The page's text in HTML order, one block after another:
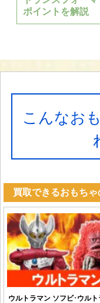
ポイントを解説
こんなお
買取できるおもち
ウルトラマン ソフビ･ウルト